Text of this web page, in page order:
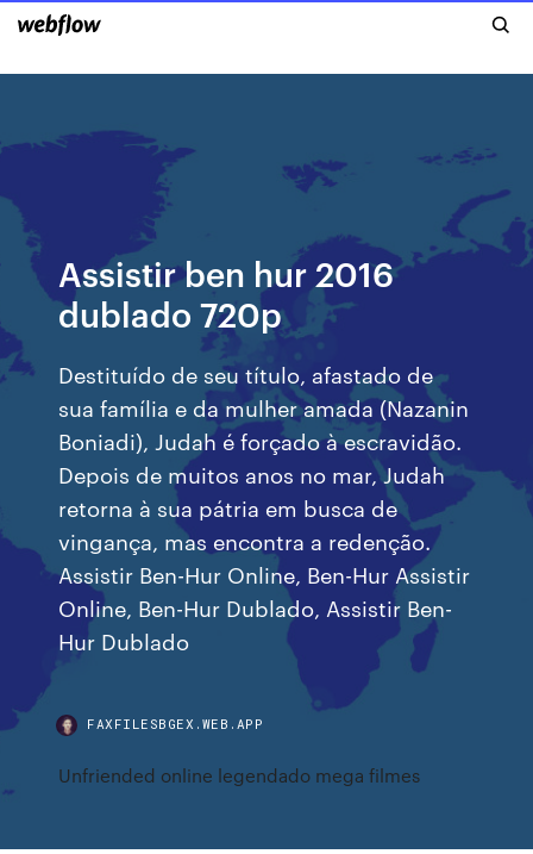
Assistir ben hur 2016
dublado 720p
Destituído de seu título, afastado de
sua família e da mulher amada (Nazanin
Boniadi), Judah é forçado à escravidão.
Depois de muitos anos no mar, Judah
retorna à sua pátria em busca de
vingança, mas encontra a redenção.
Assistir Ben-Hur Online, Ben-Hur Assistir
Online, Ben-Hur Dublado, Assistir Ben-
Hur Dublado
FAXFILESBGEX.WEB.APP
Unfriended online legendado mega filmes